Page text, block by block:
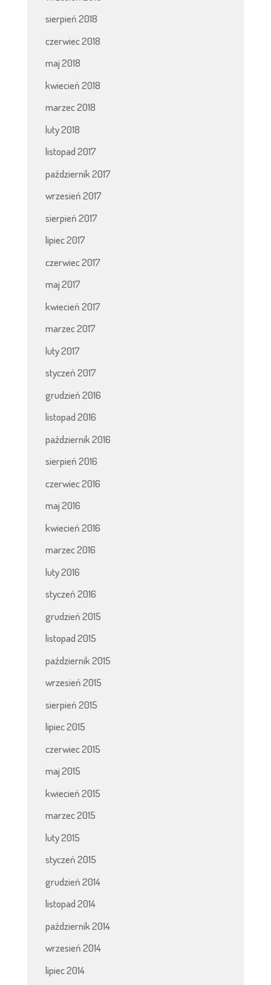
sierpień 2018
czerwiec 2018
maj 2018
kwiecień 2018
marzec 2018
luty 2018
listopad 2017
październik 2017
wrzesień 2017
sierpień 2017
lipiec 2017
czerwiec 2017
maj 2017
kwiecień 2017
marzec 2017
luty 2017
styczeń 2017
grudzień 2016
listopad 2016
październik 2016
sierpień 2016
czerwiec 2016
maj 2016
kwiecień 2016
marzec 2016
luty 2016
styczeń 2016
grudzień 2015
listopad 2015
październik 2015
wrzesień 2015
sierpień 2015
lipiec 2015
czerwiec 2015
maj 2015
kwiecień 2015
marzec 2015
luty 2015
styczeń 2015
grudzień 2014
listopad 2014
październik 2014
wrzesień 2014
lipiec 2014